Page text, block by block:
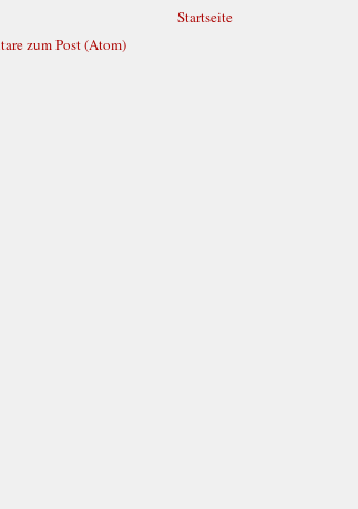
Startseite
zum Post (Atom)